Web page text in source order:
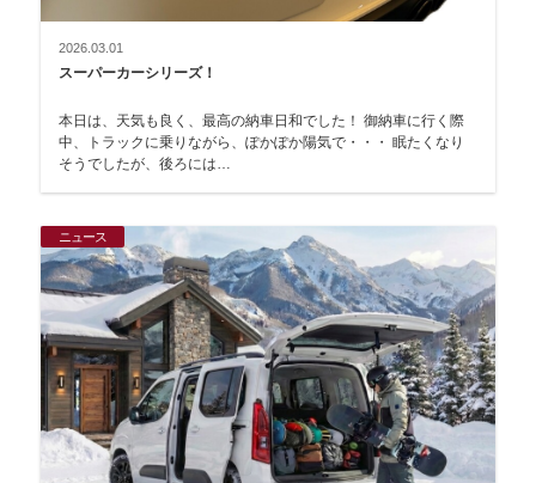
2026.03.01
スーパーカーシリーズ！
本日は、天気も良く、最高の納車日和でした！ 御納車に行く際
中、トラックに乗りながら、ぽかぽか陽気で・・・ 眠たくなり
そうでしたが、後ろには…
ニュース